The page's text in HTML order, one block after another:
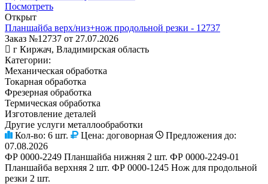
Посмотреть
Открыт
Планшайба верх/низ+нож продольной резки - 12737
Заказ №12737 от 27.07.2026
г Киржач, Владимирская область
Категории:
Механическая обработка
Токарная обработка
Фрезерная обработка
Термическая обработка
Изготовление деталей
Другие услуги металлообработки
Кол-во: 6 шт. Цена: договорная
Предложения до:
07.08.2026
ФР 0000-2249 Планшайба нижняя 2 шт. ФР 0000-2249-01
Планшайба верхняя 2 шт. ФР 0000-1245 Нож для продольной
резки 2 шт.